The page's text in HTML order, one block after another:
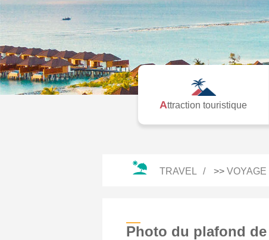
Attraction touristique
TRAVEL >>
Photo du plafond de